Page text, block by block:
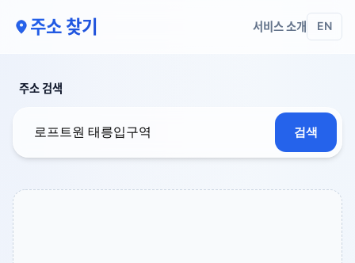
주소 찾기 서비스 소개 EN
주소 검색
검색